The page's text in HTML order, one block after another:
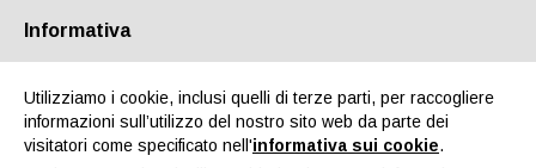
Chi siamo Partners Contatti Area riservata
Informativa
Utilizziamo i cookie, inclusi quelli di terze parti, per raccogliere
informazioni sull’utilizzo del nostro sito web da parte dei
visitatori come specificato nell'informativa sui cookie.